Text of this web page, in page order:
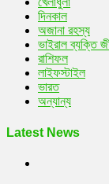
দিনকাল
অজানা রহস্য
ভাইরাল ব্যক্তি
রাশিফল
লাইফস্টাইল
ভারত
অন্যান্য
Latest News